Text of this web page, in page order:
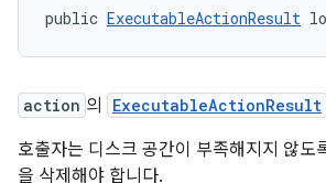
public ExecutableActionResult
action 의 ExecutableActionResult
호출자는 디스크 공간이 부족해지지 않도
을 삭제해야 합니다.